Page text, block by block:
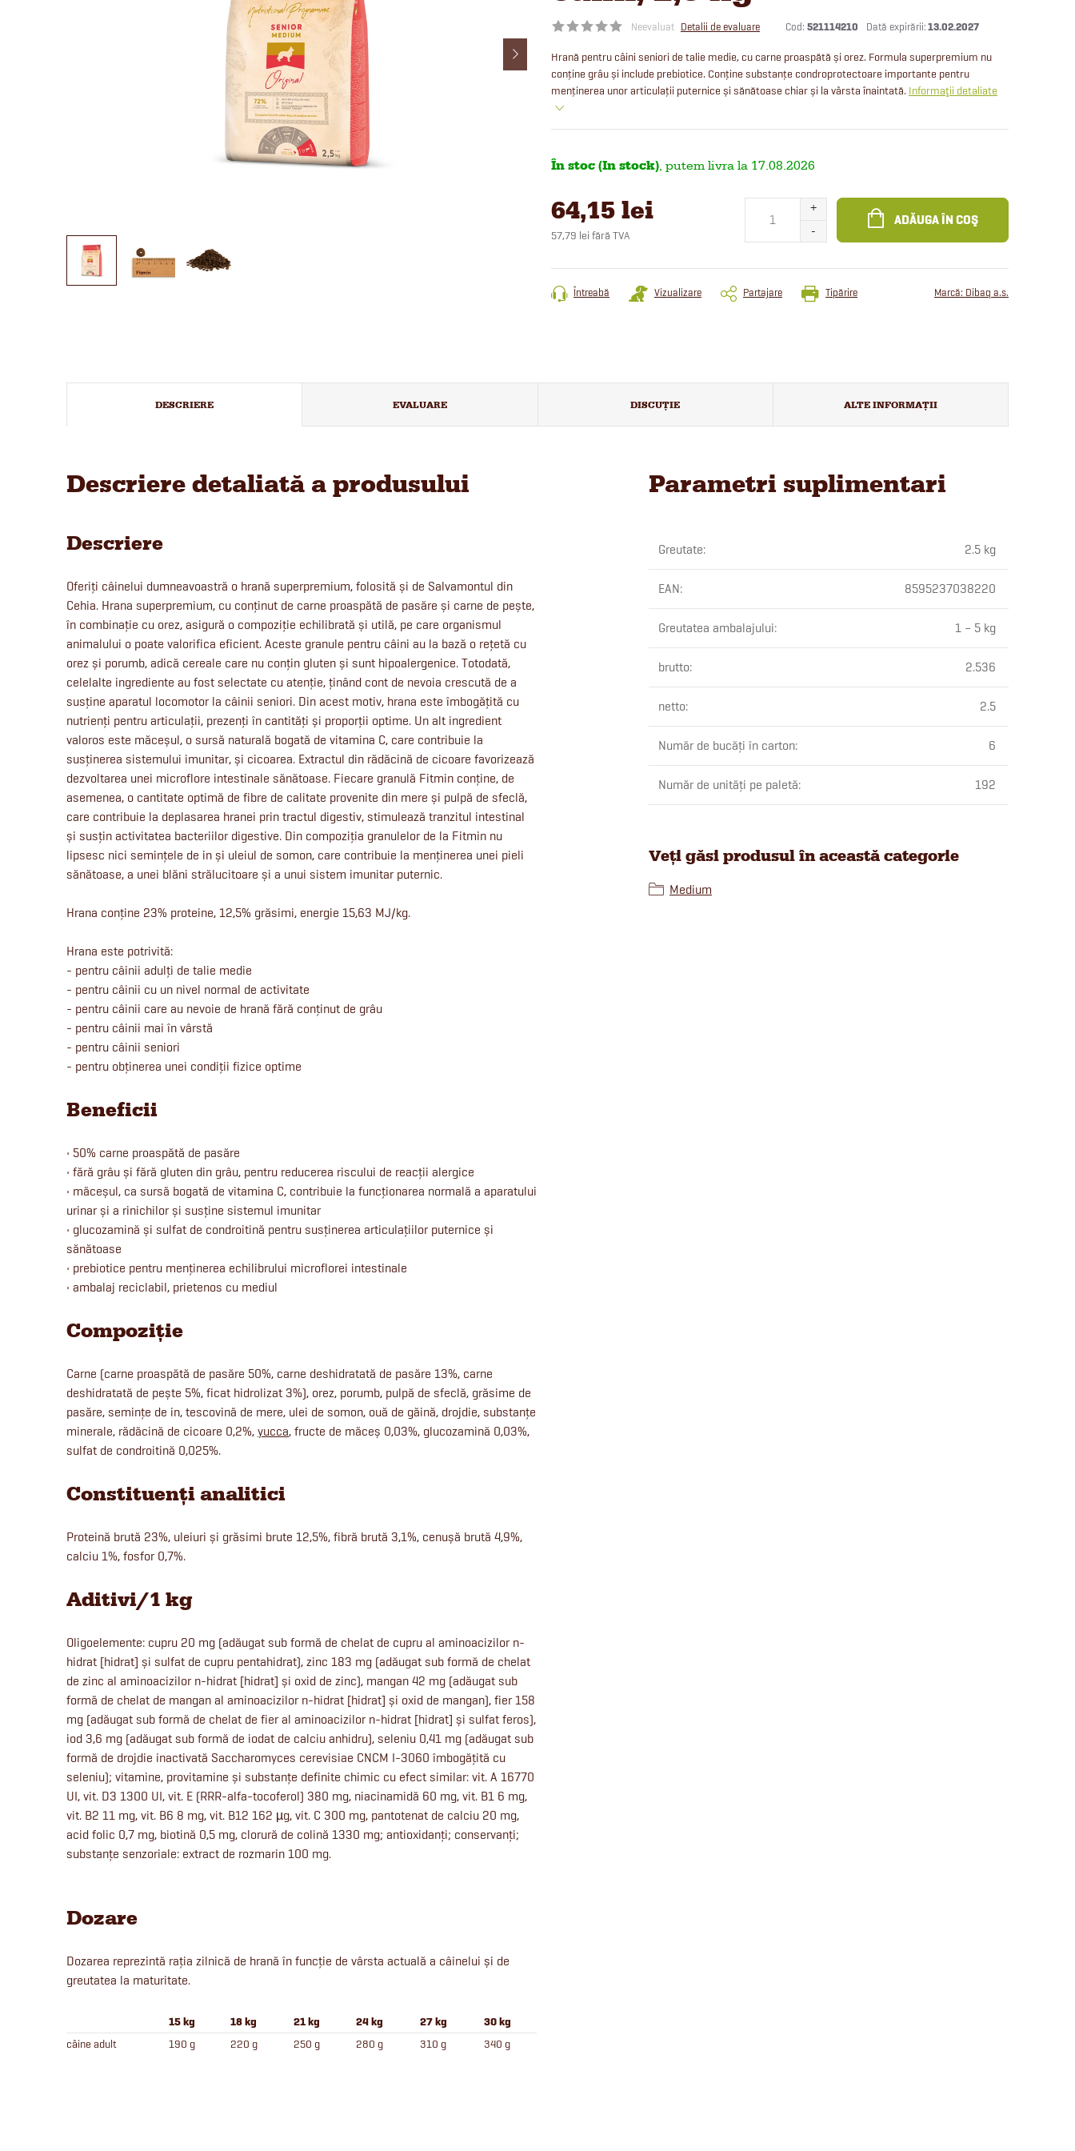
Neevaluat Detalii de evaluare Cod: 521114210 13.02.2027
Hrană pentru câini seniori de talie medie, cu carne proaspătă și orez. Formula superpremium nu
conține grâu și include prebiotice. Conține substanțe condroprotectoare importante pentru
menținerea unor articulații puternice și sănătoase chiar și la vârsta înaintată. Informaţii detaliate
În stoc (In stock) 17.08.2026
64,15 lei
57,79 lei fără TVA
preţ:
ADĂUGA ÎN COŞ
Tipărire
Întreabă Vizualizare Partajare Marcă: Dibaq a.s.
DESCRIERE EVALUARE DISCUŢIE ALTE INFORMAȚII
Descriere detaliată a produsului
Descriere
Oferiți câinelui dumneavoastră o hrană superpremium, folosită și de Salvamontul din
Cehia. Hrana superpremium, cu conținut de carne proaspătă de pasăre și carne de pește,
în combinație cu orez, asigură o compoziție echilibrată și utilă, pe care organismul
animalului o poate valorifica eficient. Aceste granule pentru câini au la bază o rețetă cu
orez și porumb, adică cereale care nu conțin gluten și sunt hipoalergenice. Totodată,
celelalte ingrediente au fost selectate cu atenție, ținând cont de nevoia crescută de a
susține aparatul locomotor la câinii seniori. Din acest motiv, hrana este îmbogățită cu
nutrienți pentru articulații, prezenți în cantități și proporții optime. Un alt ingredient
valoros este măceșul, o sursă naturală bogată de vitamina C, care contribuie la
susținerea sistemului imunitar, și cicoarea. Extractul din rădăcină de cicoare favorizează
dezvoltarea unei microflore intestinale sănătoase. Fiecare granulă Fitmin conține, de
asemenea, o cantitate optimă de fibre de calitate provenite din mere și pulpă de sfeclă,
care contribuie la deplasarea hranei prin tractul digestiv, stimulează tranzitul intestinal
și susțin activitatea bacteriilor digestive. Din compoziția granulelor de la Fitmin nu
lipsesc nici semințele de in și uleiul de somon, care contribuie la menținerea unei pieli
sănătoase, a unei blăni strălucitoare și a unui sistem imunitar puternic.
Hrana conține 23% proteine, 12,5% grăsimi, energie 15,63 MJ/kg.
Hrana este potrivită:
- pentru câinii adulți de talie medie
- pentru câinii cu un nivel normal de activitate
- pentru câinii care au nevoie de hrană fără conținut de grâu
- pentru câinii mai în vârstă
- pentru câinii seniori
- pentru obținerea unei condiții fizice optime
Beneficii
• 50% carne proaspătă de pasăre
• fără grâu și fără gluten din grâu, pentru reducerea riscului de reacții alergice
• măceșul, ca sursă bogată de vitamina C, contribuie la funcționarea normală a aparatului
urinar și a rinichilor și susține sistemul imunitar
• glucozamină și sulfat de condroitină pentru susținerea articulațiilor puternice și
sănătoase
• prebiotice pentru menținerea echilibrului microflorei intestinale
• ambalaj reciclabil, prietenos cu mediul
Compoziție
Carne (carne proaspătă de pasăre 50%, carne deshidratată de pasăre 13%, carne
deshidratată de pește 5%, ficat hidrolizat 3%), orez, porumb, pulpă de sfeclă, grăsime de
pasăre, semințe de in, tescovină de mere, ulei de somon, ouă de găină, drojdie, substanțe
minerale, rădăcină de cicoare 0,2%, yucca, fructe de măceș 0,03%, glucozamină 0,03%,
sulfat de condroitină 0,025%.
Constituenți analitici
Proteină brută 23%, uleiuri și grăsimi brute 12,5%, fibră brută 3,1%, cenușă brută 4,9%,
calciu 1%, fosfor 0,7%.
Aditivi/1 kg
Oligoelemente: cupru 20 mg (adăugat sub formă de chelat de cupru al aminoacizilor n-
hidrat [hidrat] și sulfat de cupru pentahidrat), zinc 183 mg (adăugat sub formă de chelat
de zinc al aminoacizilor n-hidrat [hidrat] și oxid de zinc), mangan 42 mg (adăugat sub
formă de chelat de mangan al aminoacizilor n-hidrat [hidrat] și oxid de mangan), fier 158
mg (adăugat sub formă de chelat de fier al aminoacizilor n-hidrat [hidrat] și sulfat feros),
iod 3,6 mg (adăugat sub formă de iodat de calciu anhidru), seleniu 0,41 mg (adăugat sub
formă de drojdie inactivată Saccharomyces cerevisiae CNCM I-3060 îmbogățită cu
seleniu); vitamine, provitamine și substanțe definite chimic cu efect similar: vit. A 16770
UI, vit. D3 1300 UI, vit. E (RRR-alfa-tocoferol) 380 mg, niacinamidă 60 mg, vit. B1 6 mg,
vit. B2 11 mg, vit. B6 8 mg, vit. B12 162 µg, vit. C 300 mg, pantotenat de calciu 20 mg,
acid folic 0,7 mg, biotină 0,5 mg, clorură de colină 1330 mg; antioxidanți; conservanți;
substanțe senzoriale: extract de rozmarin 100 mg.
Dozare
Dozarea reprezintă rația zilnică de hrană în funcție de vârsta actuală a câinelui și de
greutatea la maturitate.
15 kg 18 kg 21 kg 24 kg 27 kg 30 kg
câine adult 190 g 220 g 250 g 280 g 310 g 340 g
Parametri suplimentari
Greutate: 2.5 kg
EAN: 8595237038220
Greutatea ambalajului: 1 – 5 kg
brutto: 2.536
netto: 2.5
Număr de bucăți în carton: 6
Număr de unități pe paletă: 192
Veți găsi produsul în această categorie
Medium